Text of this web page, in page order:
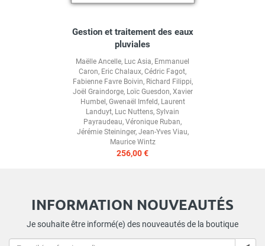
Gestion et traitement des eaux
pluviales
Maëlle Ancelle, Luc Asia, Emmanuel
Caron, Eric Chalaux, Cédric Fagot,
Fabienne Favre Boivin, Richard Filippi,
Joël Graindorge, Loïc Guesdon, Xavier
Humbel, Gwenaël Imfeld, Laurent
Landuyt, Luc Nuttens, Sylvain
Payraudeau, Véronique Ruban,
Jérémie Steininger, Jean-Yves Viau,
Maurice Wintz
256,00 €
INFORMATION NOUVEAUTÉS
Je souhaite être informé(e) des nouveautés de la boutique